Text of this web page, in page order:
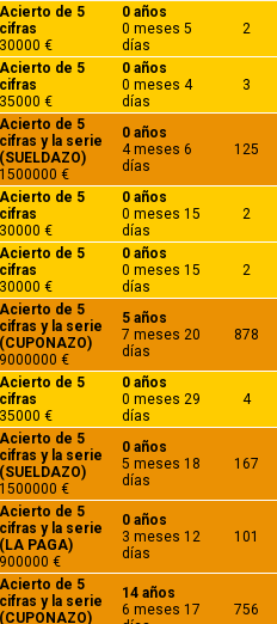
Acierto de 5
cifras
30000 €
0 años
0 meses 5
días
2
Acierto de 5
cifras
35000 €
0 años
0 meses 4
días
3
Acierto de 5
cifras y la serie
(SUELDAZO)
1500000 €
0 años
4 meses 6
días
125
Acierto de 5
cifras
30000 €
0 años
0 meses 15
días
2
Acierto de 5
cifras
30000 €
0 años
0 meses 15
días
2
Acierto de 5
cifras y la serie
(CUPONAZO)
9000000 €
5 años
7 meses 20
días
878
Acierto de 5
cifras
35000 €
0 años
0 meses 29
días
4
Acierto de 5
cifras y la serie
(SUELDAZO)
1500000 €
0 años
5 meses 18
días
167
Acierto de 5
cifras y la serie
(LA PAGA)
900000 €
0 años
3 meses 12
días
101
Acierto de 5
cifras y la serie
(CUPONAZO)
14 años
6 meses 17
756